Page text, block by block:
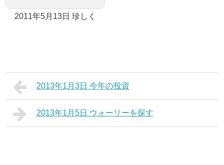
2011年5月13日 珍しく
2013年1月3日 今年の投資
2013年1月5日 ウォーリーを探す